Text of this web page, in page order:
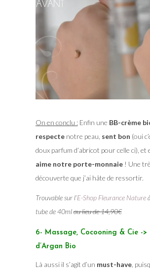
On en conclu :Enfin une BB-crème
respectenotre peau, sent bon (oui
doux parfum d’abricot pour celle ci), et
aime notre porte-monnaie! Une
découverte que j’ai hâte de ressortir.
Trouvable sur l’E-Shop Fleurance Nature
tube de 40mlau lieu de 14,90€
6- Massage, Cocooning & Cie ->
d’Argan Bio
Là aussi il s’agit d’un must-have,